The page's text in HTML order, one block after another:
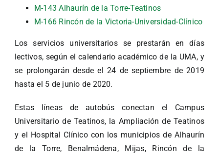
M-143 Alhaurín de la Torre-Teatinos
M-166 Rincón de la Victoria-Universidad-Clínico
Los servicios universitarios se prestarán en días
lectivos, según el calendario académico de la UMA, y
se prolongarán desde el 24 de septiembre de 2019
hasta el 5 de junio de 2020.
Estas líneas de autobús conectan el Campus
Universitario de Teatinos, la Ampliación de Teatinos
y el Hospital Clínico con los municipios de Alhaurín
de la Torre, Benalmádena, Mijas, Rincón de la